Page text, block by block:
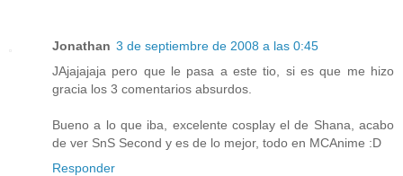
Jonathan 3 de septiembre de 2008 a las 0:45
JAjajajaja pero que le pasa a este tio, si es que me hizo
gracia los 3 comentarios absurdos.
Bueno a lo que iba, excelente cosplay el de Shana, acabo
de ver SnS Second y es de lo mejor, todo en MCAnime :D
Responder